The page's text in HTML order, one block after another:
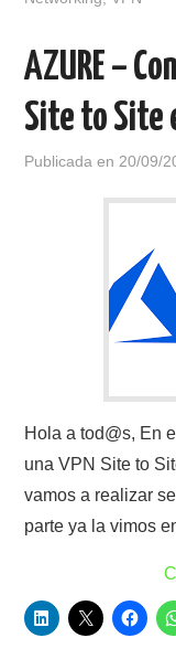
AZURE –
Site to Site
Publicada en 20/09/
Hola a tod@s, En
una VPN Site to
vamos a realizar
parte ya la vimos